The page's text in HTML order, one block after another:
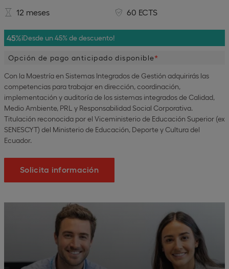
12 meses
60 ECTS
45%¡Desde un 45% de descuento!
Opción de pago anticipado disponible
Con la Maestría en Sistemas Integrados de Gestión adquirirás las
competencias para trabajar en dirección, coordinación,
implementación y auditoría de los sistemas integrados de Calidad,
Medio Ambiente, PRL y Responsabilidad Social Corporativa.
Titulación reconocida por el Viceministerio de Educación Superior (ex
SENESCYT) del Ministerio de Educación, Deporte y Cultura del
Ecuador.
Solicita información